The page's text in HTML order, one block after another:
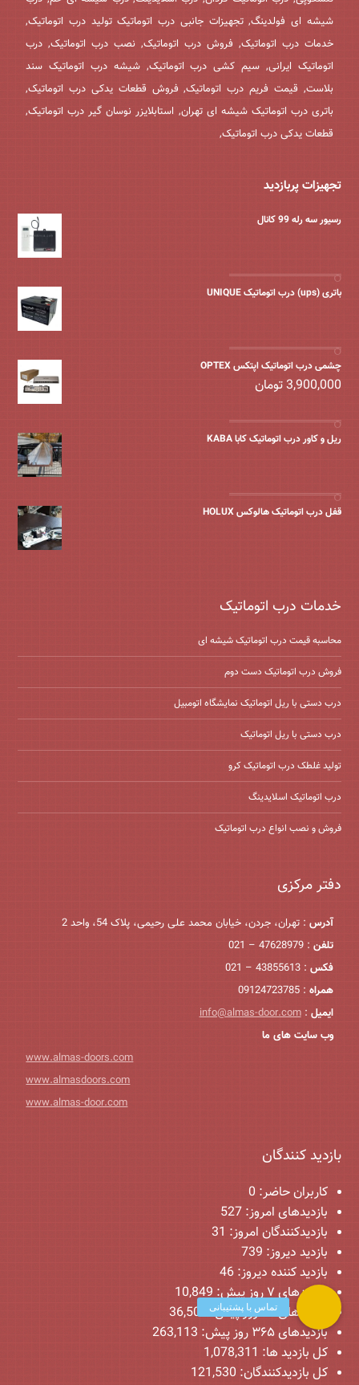
شیشه ای فولدینگ, تجهیزات جانبی درب اتوماتیک تولید درب اتوماتیک,
خدمات درب اتوماتیک, فروش درب اتوماتیک, نصب درب اتوماتیک, درب
اتوماتیک ایرانی, سیم کشی درب اتوماتیک, شیشه درب اتوماتیک سند
بلاست, قیمت فریم درب اتوماتیک, فروش قطعات یدکی درب اتوماتیک,
باتری درب اتوماتیک شیشه ای تهران, استابلایزر نوسان گیر درب اتوماتیک,
قطعات یدکی درب اتوماتیک,
تجهیزات پربازدید
رسیور سه رله 99 کانال
باتری (ups) درب اتوماتیک UNIQUE
چشمی درب اتوماتیک اپتکس OPTEX
3,900,000تومان
ریل و کاور درب اتوماتیک کابا KABA
قفل درب اتوماتیک هالوکس HOLUX
خدمات درب اتوماتیک
محاسبه قیمت درب اتوماتیک شیشه ‌ای
فروش درب اتوماتیک دست دوم
درب دستی با ریل اتوماتیک نمایشگاه اتومبیل
درب دستی با ریل اتوماتیک
تولید غلطک درب اتوماتیک کرو
درب اتوماتیک اسلایدینگ
فروش و نصب انواع درب اتوماتیک
دفتر مرکزی
آدرس : تهران، جردن، خیابان محمد علی رحیمی، پلاک 54، واحد 2
تلفن : 47628979 – 021
فکس : 43855613 – 021
همراه : 09124723785
ایمیل :
info@almas-door.com
وب سایت های ما
www.almas-doors.com
www.almasdoors.com
www.almas-door.com
بازدید کنندگان
کاربران حاضر: 0
بازدیدهای امروز:527
بازدیدکنندگان امروز: 31
بازدید دیروز: 739
بازدید کننده دیروز:46
بازدیدهای ۷ روز پیش:
10,849
بازدیدهای ۳۰ روز پیش:
36,509
بازدیدهای ۳۶۵ روز پیش:
263,113
کل بازدید ها: 1,078,311
کل بازدیدکنند‌گان: 121,530